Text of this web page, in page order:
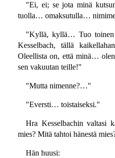
"Ei, ei; se jota minä
tuolla… omaksutulla…
"Kyllä, kyllä… Tuo
Kesselbach, tällä
Oleellista on, että minä…
sen vakuutan teille!"
"Mutta nimenne?…"
"Eversti… toistaiseksi."
Hra Kesselbachin valtasi
mies? Mitä tahtoi hänestä
Hän huusi: